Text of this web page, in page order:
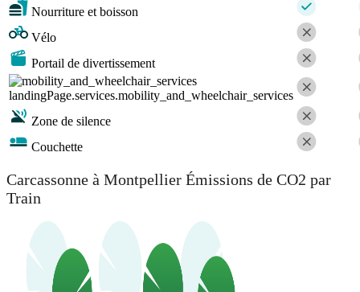
Nourriture et boisson
Vélo
Portail de divertissement
landingPage.services.mobility_and_wheelchair_services
Zone de silence
Couchette
Carcassonne à Montpellier Émissions de CO2 par
Train